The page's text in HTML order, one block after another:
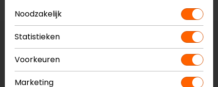
Maat:Universeel
Beperkte voorraad
Noodzakelijk
Statistieken
Voorkeuren
Marketing